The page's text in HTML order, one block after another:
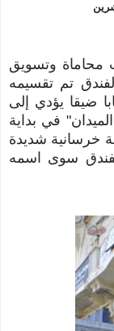
محاماة وتسويق
تم تقسيمه
ضيقا يؤدي إلى
في بداية
خرسانية شديدة
سوى اسمه